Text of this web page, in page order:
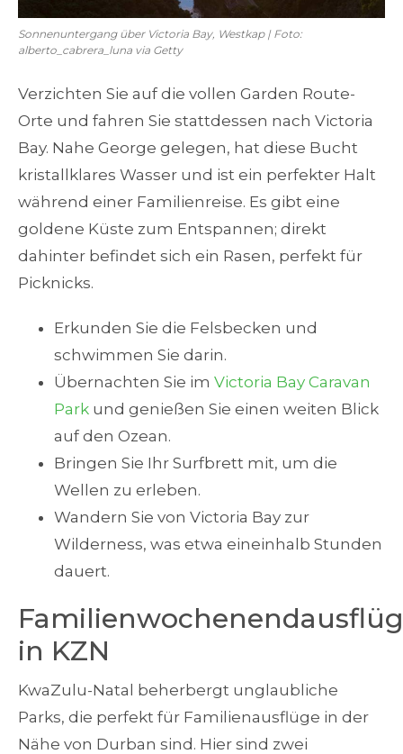
Sonnenuntergang über Victoria Bay, Westkap | Foto:
alberto_cabrera_luna via Getty
Verzichten Sie auf die vollen Garden Route-
Orte und fahren Sie stattdessen nach Victoria
Bay. Nahe George gelegen, hat diese Bucht
kristallklares Wasser und ist ein perfekter Halt
während einer Familienreise. Es gibt eine
goldene Küste zum Entspannen; direkt
dahinter befindet sich ein Rasen, perfekt für
Picknicks.
Erkunden Sie die Felsbecken und
schwimmen Sie darin.
Übernachten Sie im Victoria Bay Caravan
Park und genießen Sie einen weiten Blick
auf den Ozean.
Bringen Sie Ihr Surfbrett mit, um die
Wellen zu erleben.
Wandern Sie von Victoria Bay zur
Wilderness, was etwa eineinhalb Stunden
dauert.
in KZN
KwaZulu-Natal beherbergt unglaubliche
Parks, die perfekt für Familienausflüge in der
Nähe von Durban sind. Hier sind zwei